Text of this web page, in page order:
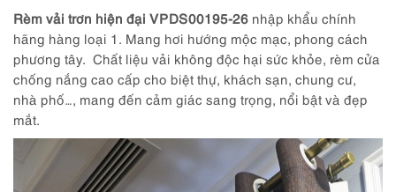
Rèm vải trơn hiện đại VPDS00195-26 nhập khẩu chính
hãng hàng loại 1. Mang hơi hướng mộc mạc, phong cách
phương tây. Chất liệu vải không độc hại sức khỏe, rèm cửa
chống nắng cao cấp cho biệt thự, khách sạn, chung cư,
nhà phố…, mang đến cảm giác sang trọng, nổi bật và đẹp
mắt.